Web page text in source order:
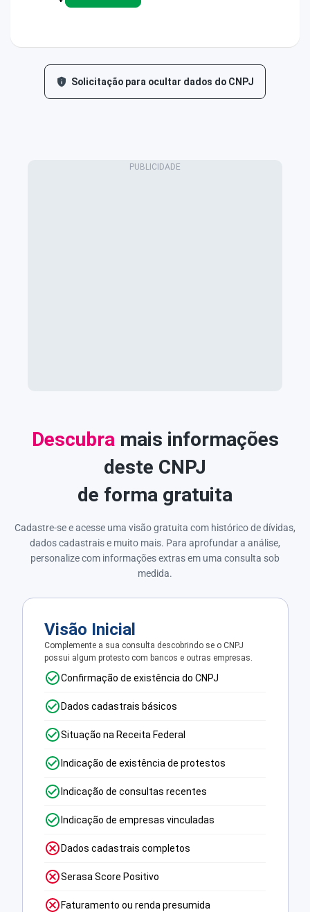
Solicitação para ocultar dados do CNPJ
Descubra mais informações
deste CNPJ
de forma gratuita
Cadastre-se e acesse uma visão gratuita com histórico de dívidas,
dados cadastrais e muito mais. Para aprofundar a análise,
personalize com informações extras em uma consulta sob
medida.
Visão Inicial
Complemente a sua consulta descobrindo se o CNPJ
possui algum protesto com bancos e outras empresas.
Confirmação de existência do CNPJ
Dados cadastrais básicos
Situação na Receita Federal
Indicação de existência de protestos
Indicação de consultas recentes
Indicação de empresas vinculadas
Dados cadastrais completos
Serasa Score Positivo
Faturamento ou renda presumida